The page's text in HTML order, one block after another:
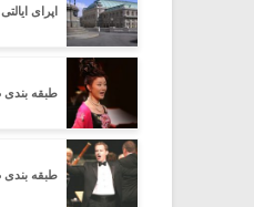
اپرای
طبقه بندی
طبقه بندی